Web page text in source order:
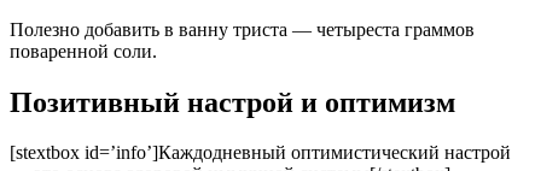
Полезно добавить в ванну триста — четыреста граммов
поваренной соли.
Позитивный настрой и оптимизм
[stextbox id=’info’]Каждодневный оптимистический настрой